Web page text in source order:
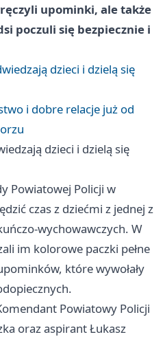
upominki, ale także
poczuli się bezpiecznie i
dzieci i dzielą się
i dobre relacje już od
dzieci i dzielą się
Powiatowej Policji w
czas z dziećmi z jednej z
wychowawczych. W
im kolorowe paczki pełne
które wywołały
Powiatowy Policji
oraz aspirant Łukasz